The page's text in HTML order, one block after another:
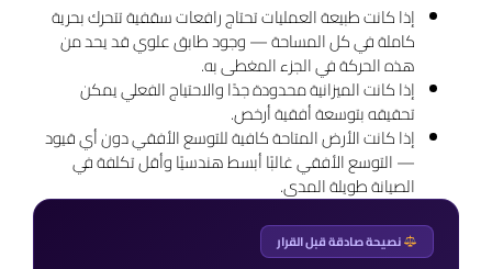
إذا كانت طبيعة العمليات تحتاج رافعات سقفية تتحرك بحرية
كاملة في كل المساحة — وجود طابق علوي قد يحد من
هذه الحركة في الجزء المغطى به.
إذا كانت الميزانية محدودة جدًا والاحتياج الفعلي يمكن
تحقيقه بتوسعة أفقية أرخص.
إذا كانت الأرض المتاحة كافية للتوسع الأفقي دون أي قيود
— التوسع الأفقي غالبًا أبسط هندسيًا وأقل تكلفة في
الصيانة طويلة المدى.
نصيحة صادقة قبل القرار